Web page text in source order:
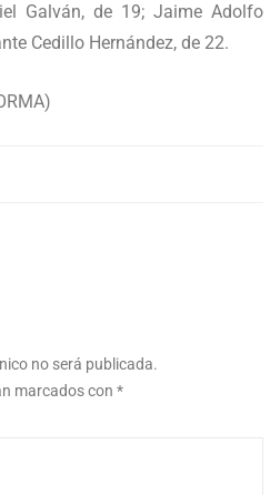
Galván, de 19; Jaime Adolfo
Cedillo Hernández, de 22.
no será publicada.
marcados con *